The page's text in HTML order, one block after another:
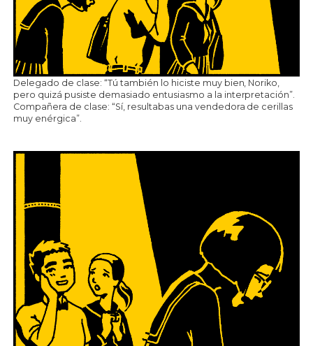
Delegado de clase: “Tú también lo hiciste muy bien, Noriko,
pero quizá pusiste demasiado entusiasmo a la interpretación”.
Compañera de clase: “Sí, resultabas una vendedora de cerillas
muy enérgica”.